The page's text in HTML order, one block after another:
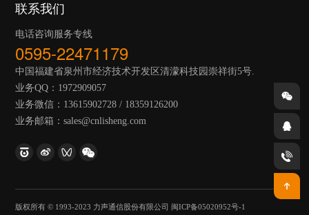
联系我们
电话咨询服务专线
0595-22471179
中国福建省泉州市经济技术开发区清濛科技园崇祥街5号.
业务QQ：1972909057
业务微信：13615902728 / 18359126200
业务邮箱：sales@cnlisheng.com
版权所有 © 1993-2023 力声通信股份有限公司闽ICP备05020952号-1